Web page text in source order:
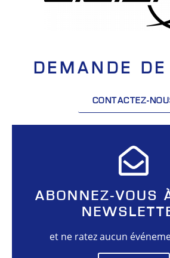
DEMANDE
CONTACTEZ-
ABONNEZ-VOUS
et ne ratez aucun